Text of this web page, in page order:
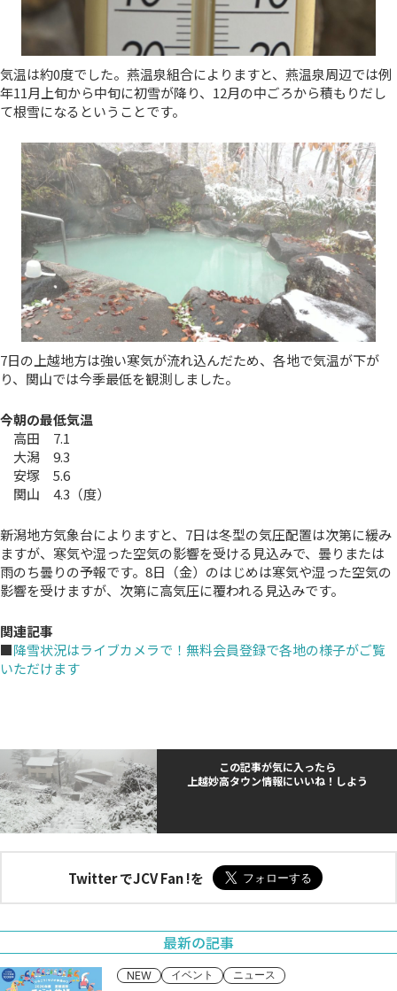
気温は約0度でした。燕温泉組合によりますと、燕温泉周辺では例
年11月上旬から中旬に初雪が降り、12月の中ごろから積もりだし
て根雪になるということです。
7日の上越地方は強い寒気が流れ込んだため、各地で気温が下が
り、関山では今季最低を観測しました。
今朝の最低気温
高田 7.1
大潟 9.3
安塚 5.6
関山 4.3（度）
新潟地方気象台によりますと、7日は冬型の気圧配置は次第に緩み
ますが、寒気や湿った空気の影響を受ける見込みで、曇りまたは
雨のち曇りの予報です。8日（金）のはじめは寒気や湿った空気の
影響を受けますが、次第に高気圧に覆われる見込みです。
関連記事
■降雪状況はライブカメラで！無料会員登録で各地の様子がご覧
いただけます
この記事が気に入ったら
上越妙高タウン情報にいいね！しよう
Twitter でJCV Fan !を
最新の記事
NEW イベント ニュース